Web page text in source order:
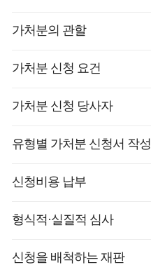
가처분의 관할
가처분 신청 요건
가처분 신청 당사자
유형별 가처분 신청서 작성
신청비용 납부
형식적·실질적 심사
신청을 배척하는 재판